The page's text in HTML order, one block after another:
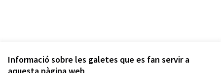
Informació sobre les galetes que es fan servir a